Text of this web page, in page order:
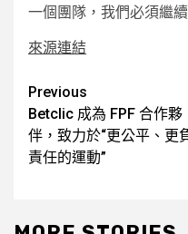
一個團隊，我們必須繼
來源連結
Post
navigation
Previous
Betclic 成為 FPF 合作夥
伴，致力於“更公平、更
責任的運動”